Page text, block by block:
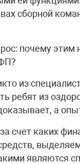
сборной
почему этим
из
ребят из
а
счет каких
являются